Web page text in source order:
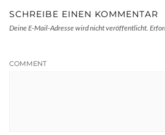
SCHREIBE EINEN KOMMENTAR
Deine E-Mail-Adresse wird nicht veröffentlicht.
COMMENT